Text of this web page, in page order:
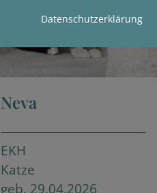
Datenschutzerklärung
Neva
EKH
Katze
geb. 29.04.2026